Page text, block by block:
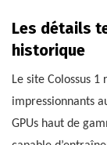
Les détails
historique
Le site Colossus 1
impressionnants
GPUs haut de